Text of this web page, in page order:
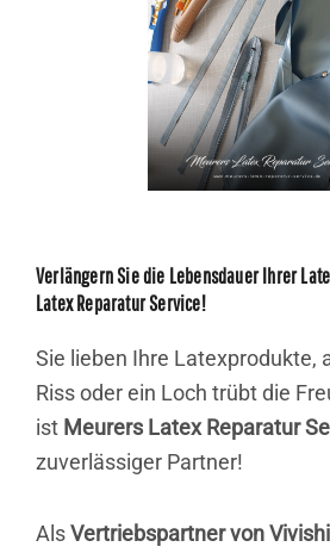
Verlängern Sie die Lebensdauer Ihrer
Latex Reparatur Service!
Sie lieben Ihre Latexprodukte,
Riss oder ein Loch trübt die
ist Meurers Latex Reparatur
zuverlässiger Partner!
AlsVertriebspartner von